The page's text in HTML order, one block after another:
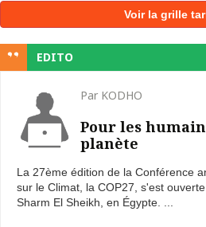
Voir la grille
EDITO
Par KODHO
Pour les
planète
La 27ème édition de la Conférence
sur le Climat, la COP27, s'est
Sharm El Sheikh, en Égypte. ...